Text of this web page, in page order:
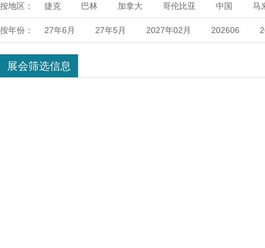
X Z
按地区： 捷克 巴林 加拿大 哥伦比亚 中国 马
达 埃塞俄比亚 乌兹别克 日本 荷兰
伊朗
南 巴西 坦桑尼亚 阿拉伯 韩国 智利
按年份： 27年6月 27年5月 2027年02月 202606
年08月
2027年6月 2026年12月 2026年11月 2026年
展会筛选信息